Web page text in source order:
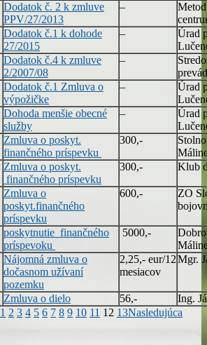
Dodatok č. 2 k zmluve
PPV/27/2013
–
Dodatok č.1 k dohode
27/2015
–
Úrad
Dodatok č.4 k zmluve
2/2007/08
–
Dodatok č.1 Zmluva o
výpožičke
–
Úrad
Dohoda menšie obecné
služby
–
Úrad
Zmluva o poskyt.
finančného príspevku
300,-
Zmluva o poskyt.
finančného príspevku
300,- Klub
Zmluva o
poskyt.finančného
príspevku
600,-
ZO
poskytnutie finančného
príspevoku
5000,-
Nájomná zmluva o
dočasnom užívaní
pozemku
2,25,- eur/12
mesiacov
Mgr.
Zmluva o dielo 56,-
Ing.
1 2 3 4 5 6 7 8 9 10 11 12 13Nasledujúca